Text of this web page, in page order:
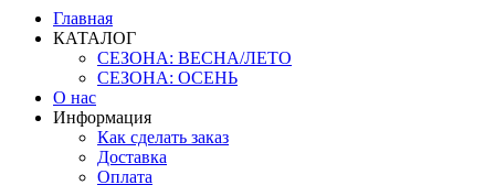
Главная
КАТАЛОГ
СЕЗОНА: ВЕСНА/ЛЕТО
СЕЗОНА: ОСЕНЬ
О нас
Информация
Как сделать заказ
Доставка
Оплата